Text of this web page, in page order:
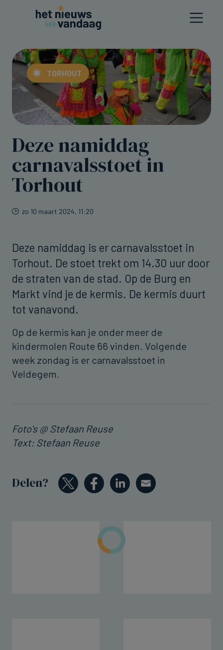
TORHOUT
Deze namiddag
carnavalsstoet in
Torhout
zo 10 maart 2024, 11:20
Deze namiddag is er carnavalsstoet in
Torhout. De stoet trekt om 14.30 uur door
de straten van de stad. Op de Burg en
Markt vind je de kermis. De kermis duurt
tot vanavond.
Op de kermis kan je onder meer de
kindermolen Route 66 vinden. Volgende
week zondag is er carnavalsstoet in
Veldegem.
Foto's @ Stefaan Reuse
Text: Stefaan Reuse
Delen?